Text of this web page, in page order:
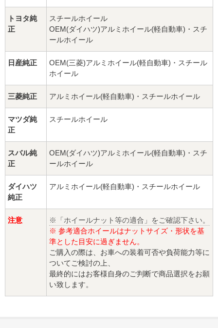
トヨタ純
正
スチールホイール
OEM(ダイハツ)アルミホイール(軽自動車)・スチ
ールホイール
日産純正
OEM(三菱)アルミホイール(軽自動車)・スチール
ホイール
三菱純正 アルミホイール(軽自動車)・スチールホイール
マツダ純
正
スチールホイール
スバル純
正
OEM(ダイハツ)アルミホイール(軽自動車)・スチ
ールホイール
ダイハツ
純正
アルミホイール(軽自動車)・スチールホイール
注意
※「ホイールナット等の適合」をご確認下さい。
※ 参考適合ホイールはナットサイズ・形状を基
準とした目安に過ぎません。
ご購入の際は、お車への装着可否や負荷能力等に
ついてご検討の上、
最終的にはお客様自身のご判断で商品選択をお願
い致します。